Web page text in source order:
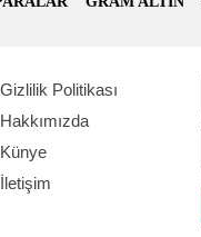
Gizlilik Politikası
Hakkımızda
Künye
İletişim